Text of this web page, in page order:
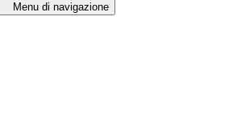
Menu di navigazione